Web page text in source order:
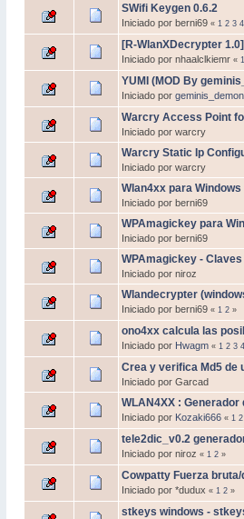
SWifi Keygen 0.6.2
Iniciado por berni69 « 1 2 3 4
[R-WlanXDecrypter
Iniciado por nhaalclkiemr « 1
YUMI (MOD By
Iniciado por geminis_demon
Warcry Access Point
Iniciado por warcry
Warcry Static Ip
Iniciado por warcry
Wlan4xx para Windows
Iniciado por berni69
WPAmagickey para
Iniciado por berni69
WPAmagickey -
Iniciado por niroz
Wlandecrypter
Iniciado por berni69 « 1 2»
ono4xx calcula las
Iniciado por Hwagm « 1 2 3 4
Crea y verifica Md5 de
Iniciado por Garcad
WLAN4XX :
Iniciado por Kozaki666 « 1 2
tele2dic_v0.2
Iniciado por niroz « 1 2»
Cowpatty Fuerza
Iniciado por *dudux « 1 2»
stkeys windows -